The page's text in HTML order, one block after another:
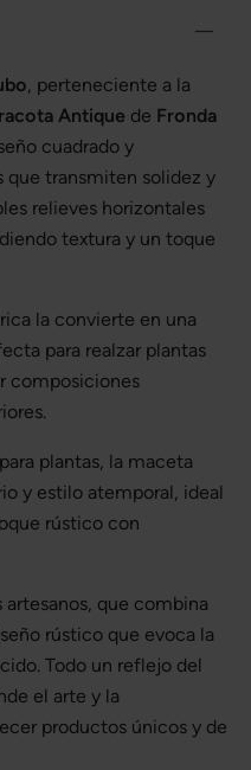
, perteneciente a la
Antique de Fronda
cuadrado y
que transmiten solidez y
relieves horizontales
textura y un toque
la convierte en una
para realzar plantas
composiciones
plantas, la maceta
y estilo atemporal, ideal
rústico con
artesanos, que combina
rústico que evoca la
Todo un reflejo del
el arte y la
productos únicos y de